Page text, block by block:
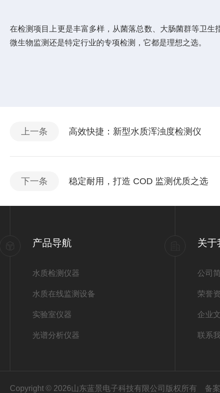
在检测项目上更是丰富多样，从菌落总数、大肠菌群等卫
微生物监测还是特定行业的专项检测，它都是理想之选。
上一条 高效快捷：新型水质浑浊度检测仪
下一条 稳定耐用，打造 COD 监测优质之选
产品导航
水质检测仪器
水质在线监测设备
实验室仪器
光谱分析仪器
关于
公司
荣誉
企业
联系
Copyright © 2026山东蓝景电子科技有限公司版权所有 备